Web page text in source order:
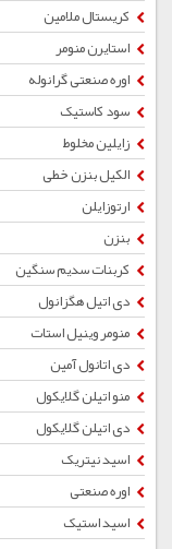
کریستال ملامین
استایرن منومر
اوره صنعتی گرانوله
سود کاستیک
زایلین مخلوط
الکیل بنزن خطی
ارتوزایلن
بنزن
کربنات سدیم سنگین
دی اتیل هگزانول
منومر وینیل استات
دی اتانول آمین
منو اتیلن گلایکول
دی اتیلن گلایکول
اسید نیتریک
اوره صنعتی
اسید استیک